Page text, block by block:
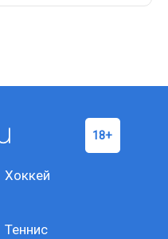
Хоккей
Теннис